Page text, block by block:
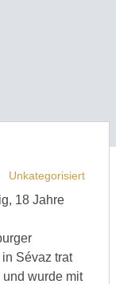
Unkategorisiert
18 Jahre
Sévaz trat
wurde mit